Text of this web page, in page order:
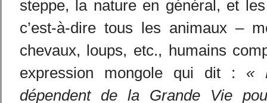
steppe, la nature en général, et
c’est-à-dire tous les animaux –
chevaux, loups, etc., humains
expression mongole qui dit : «
dépendent de la Grande Vie